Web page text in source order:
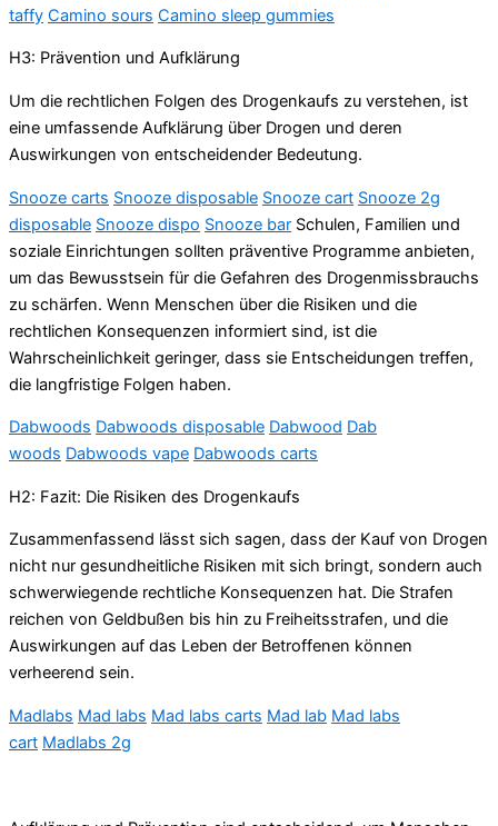
taffy Camino sours Camino sleep gummies
H3: Prävention und Aufklärung
Um die rechtlichen Folgen des Drogenkaufs zu verstehen, ist
eine umfassende Aufklärung über Drogen und deren
Auswirkungen von entscheidender Bedeutung.
Snooze carts Snooze disposable Snooze cart Snooze 2g
disposable Snooze dispo Snooze bar Schulen, Familien und
soziale Einrichtungen sollten präventive Programme anbieten,
um das Bewusstsein für die Gefahren des Drogenmissbrauchs
zu schärfen. Wenn Menschen über die Risiken und die
rechtlichen Konsequenzen informiert sind, ist die
Wahrscheinlichkeit geringer, dass sie Entscheidungen treffen,
die langfristige Folgen haben.
Dabwoods Dabwoods disposable Dabwood Dab
woods Dabwoods vape Dabwoods carts
H2: Fazit: Die Risiken des Drogenkaufs
Zusammenfassend lässt sich sagen, dass der Kauf von Drogen
nicht nur gesundheitliche Risiken mit sich bringt, sondern auch
schwerwiegende rechtliche Konsequenzen hat. Die Strafen
reichen von Geldbußen bis hin zu Freiheitsstrafen, und die
Auswirkungen auf das Leben der Betroffenen können
verheerend sein.
Madlabs Mad labs Mad labs carts Mad lab Mad labs
cart Madlabs 2g